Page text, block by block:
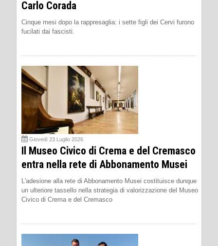
Carlo Corada
Cinque mesi dopo la rappresaglia: i sette figli dei Cervi furono
fucilati dai fascisti.
Giovedì 23 Luglio 2026
Il Museo Civico di Crema e del Cremasco
entra nella rete di Abbonamento Musei
L'adesione alla rete di Abbonamento Musei costituisce dunque
un ulteriore tassello nella strategia di valorizzazione del Museo
Civico di Crema e del Cremasco